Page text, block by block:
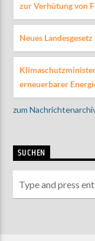
zur Verhütung von
Neues
erneuerbarer
zum
SUCHEN